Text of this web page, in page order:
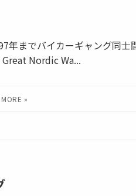
までバイカーギャング同士
Nordic Wa...